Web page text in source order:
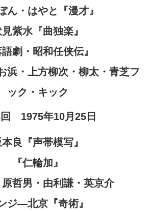
ん・はやと『漫才』
紫水『曲独楽』
語劇・昭和任侠伝』
浜・上方柳次・柳太・青芝フ
ック・キック
1975年10月25日
良『声帯模写』
『仁輪加』
哲男・由利謙・英京介
ジ―北京『奇術』